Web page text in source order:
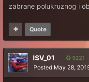
zabrane polukruznog i
Quote
ISV_01 5221
Posted May 28,